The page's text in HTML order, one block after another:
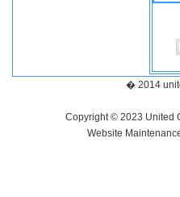
� 2014
Copyright © 2023 United
Website